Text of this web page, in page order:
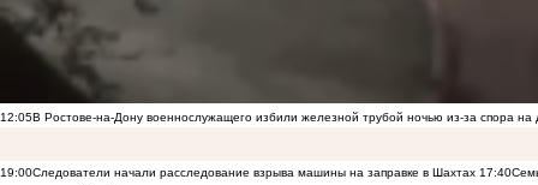
12:05В Ростове-на-Дону военнослужащего избили железной трубой ночью из-за спора на
19:00Следователи начали расследование взрыва машины на заправке в Шахтах 17:40